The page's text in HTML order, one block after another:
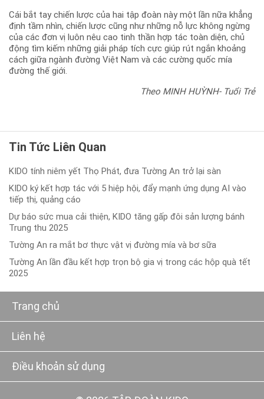
Cái bắt tay chiến lược của hai tập đoàn này một lần nữa khẳng
định tầm nhìn, chiến lược cũng như những nỗ lực không ngừng
của các đơn vị luôn nêu cao tinh thần hợp tác toàn diện, chủ
động tìm kiếm những giải pháp tích cực giúp rút ngắn khoảng
cách giữa ngành đường Việt Nam và các cường quốc mía
đường thế giới.
Theo MINH HUỲNH- Tuổi Trẻ
Tin Tức Liên Quan
KIDO tính niêm yết Thọ Phát, đưa Tường An trở lại sàn
KIDO ký kết hợp tác với 5 hiệp hội, đẩy mạnh ứng dụng AI vào
tiếp thị, quảng cáo
Dự báo sức mua cải thiện, KIDO tăng gấp đôi sản lượng bánh
Trung thu 2025
Tường An ra mắt bơ thực vật vị đường mía và bơ sữa
Tường An lần đầu kết hợp trọn bộ gia vị trong các hộp quà tết
2025
Trang chủ
Liên hệ
Điều khoản sử dụng